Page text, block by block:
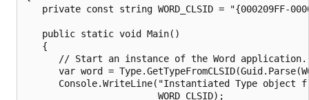
private const string WORD_CLSID = "{000209FF-
   public static void Main()
   {
      // Start an instance of the Word application.
var word =
Console.WriteLine("Instantiated Type object
                        WORD_CLSID);